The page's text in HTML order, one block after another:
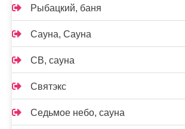
Рыбацкий, баня
Сауна, Сауна
СВ, сауна
Святэкс
Седьмое небо, сауна